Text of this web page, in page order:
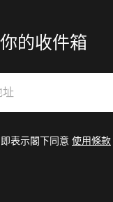
的收件箱
表示閣下同意 使用條款